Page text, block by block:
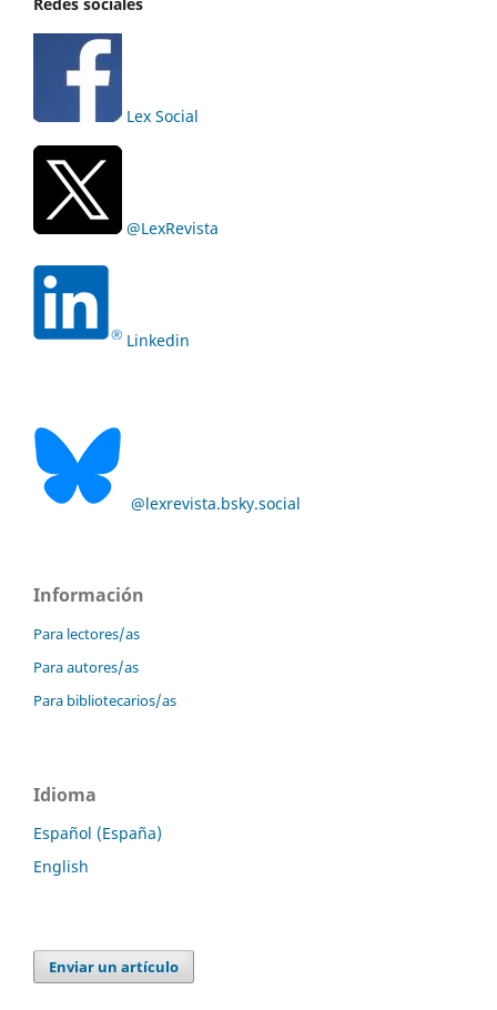
Lex Social
@LexRevista
Linkedin
@lexrevista.bsky.social
Información
Para lectores/as
Para autores/as
Para bibliotecarios/as
Idioma
Español (España)
English
Enviar un artículo